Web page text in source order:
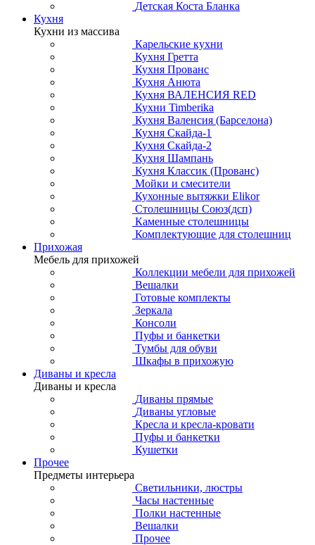
Детская Коста Бланка
Кухня
Кухни из массива
Карельские кухни
Кухня Гретта
Кухня Прованс
Кухня Анюта
Кухня ВАЛЕНСИЯ RED
Кухни Timberika
Кухня Валенсия (Барселона)
Кухня Скайда-1
Кухня Скайда-2
Кухня Шампань
Кухня Классик (Прованс)
Мойки и смесители
Кухонные вытяжки Elikor
Столешницы Союз(дсп)
Каменные столешницы
Комплектующие для столешниц
Прихожая
Мебель для прихожей
Коллекции мебели для прихожей
Вешалки
Готовые комплекты
Зеркала
Консоли
Пуфы и банкетки
Тумбы для обуви
Шкафы в прихожую
Диваны и кресла
Диваны и кресла
Диваны прямые
Диваны угловые
Кресла и кресла-кровати
Пуфы и банкетки
Кушетки
Прочее
Предметы интерьера
Светильники, люстры
Часы настенные
Полки настенные
Вешалки
Прочее